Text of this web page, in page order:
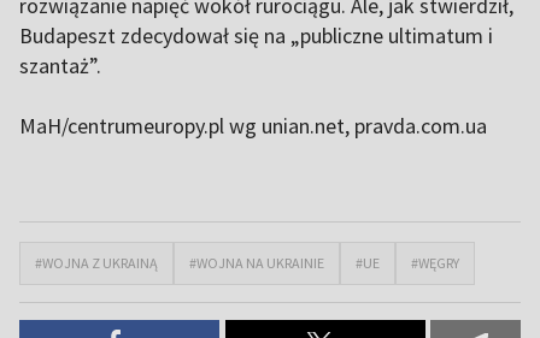
rozwiązanie napięć wokół rurociągu. Ale, jak stwierdził,
Budapeszt zdecydował się na „publiczne ultimatum i
szantaż”.
MaH/centrumeuropy.pl wg unian.net, pravda.com.ua
#WOJNA Z UKRAINĄ #WOJNA NA UKRAINIE #UE #WĘGRY